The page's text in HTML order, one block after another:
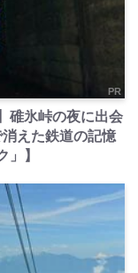
PR
碓氷峠の夜に出会
えた鉄道の記憶
」】